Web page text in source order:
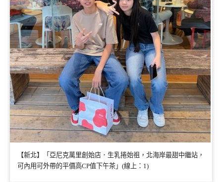
【新北】「亞尼克萬里創始店．生乳捲始祖，北海岸最甜中繼站，
可內用可外帶的平價高CP值下午茶」(線上：1)